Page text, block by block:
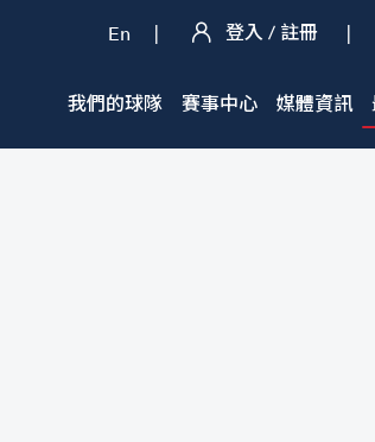
En | 登入 / 註冊 |
我們的球隊 賽事中心 媒體資訊